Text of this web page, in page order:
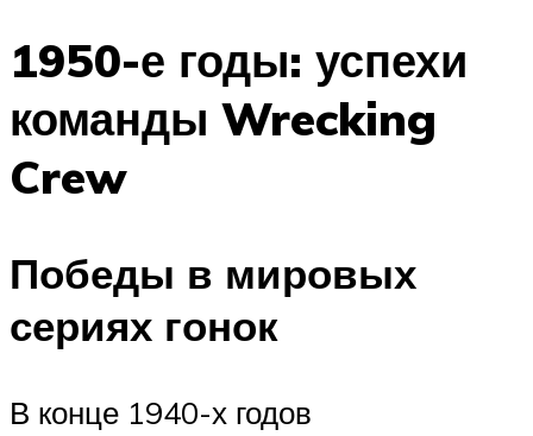
1950-е годы: успехи
команды Wrecking
Crew
Победы в мировых
сериях гонок
В конце 1940-х годов